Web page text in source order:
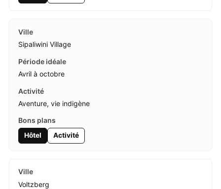
Sipaliwini Village
Avril à octobre
Aventure, vie indigène
Hôtel Activité
Voltzberg